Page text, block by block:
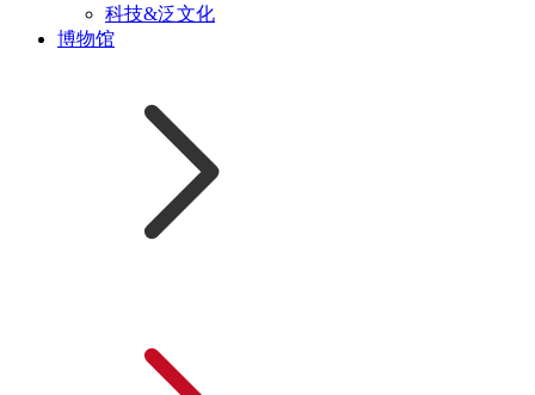
科技&泛文化
博物馆